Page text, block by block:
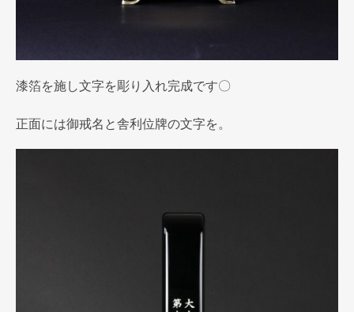
漆箔を施し文字を彫り入れ完成です〇
正面には御戒名と舎利位牌の文字を。